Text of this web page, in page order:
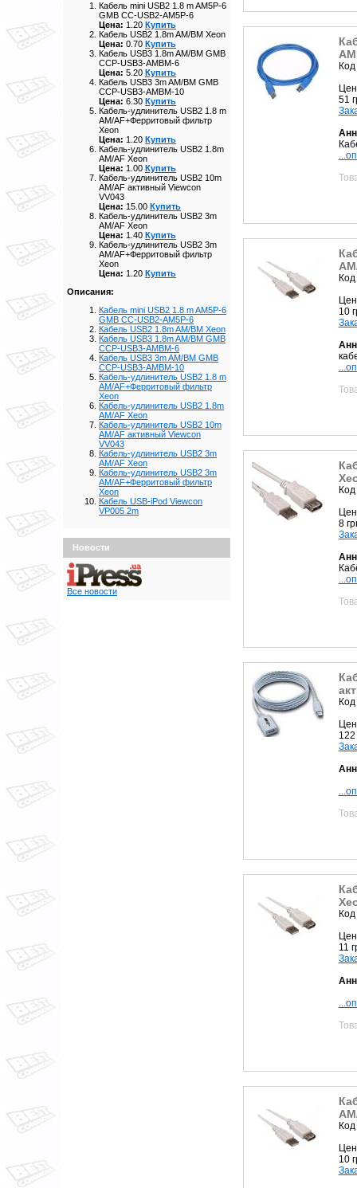
Кабель mini USB2 1.8 m AM5P-6
GMB CC-USB2-AM5P-6
Цена: 1.20 Купить
Кабель USB2 1.8m AM/BM Xeon
Цена: 0.70 Купить
Кабель USB3 1.8m AM/BM GMB
CCP-USB3-AMBM-6
Цена: 5.20 Купить
Кабель USB3 3m AM/BM GMB
CCP-USB3-AMBM-10
Цена: 6.30 Купить
Кабель-удлинитель USB2 1.8 m
AM/AF+Ферритовый фильтр
Xeon
Цена: 1.20 Купить
Кабель-удлинитель USB2 1.8m
AM/AF Xeon
Цена: 1.00 Купить
Кабель-удлинитель USB2 10m
AM/AF активный Viewcon
VV043
Цена: 15.00 Купить
Кабель-удлинитель USB2 3m
AM/AF Xeon
Цена: 1.40 Купить
Кабель-удлинитель USB2 3m
AM/AF+Ферритовый фильтр
Xeon
Цена: 1.20 Купить
Описания:
Кабель mini USB2 1.8 m AM5P-6
GMB CC-USB2-AM5P-6
Кабель USB2 1.8m AM/BM Xeon
Кабель USB3 1.8m AM/BM GMB
CCP-USB3-AMBM-6
Кабель USB3 3m AM/BM GMB
CCP-USB3-AMBM-10
Кабель-удлинитель USB2 1.8 m
AM/AF+Ферритовый фильтр
Xeon
Кабель-удлинитель USB2 1.8m
AM/AF Xeon
Кабель-удлинитель USB2 10m
AM/AF активный Viewcon
VV043
Кабель-удлинитель USB2 3m
AM/AF Xeon
Кабель-удлинитель USB2 3m
AM/AF+Ферритовый фильтр
Xeon
Кабель USB-iPod Viewcon
VP005 2m
Новости
Все новости
51
10
8
11
10